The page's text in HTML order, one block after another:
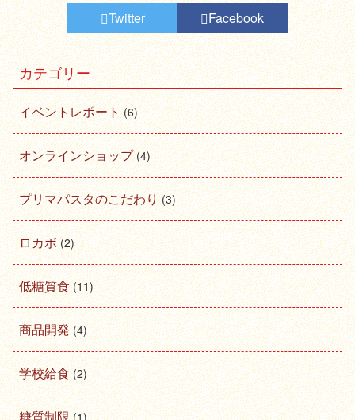
Twitter Facebook
カテゴリー
イベントレポート(6)
オンラインショップ(4)
プリマパスタのこだわり(3)
ロカボ(2)
低糖質食(11)
商品開発(4)
学校給食(2)